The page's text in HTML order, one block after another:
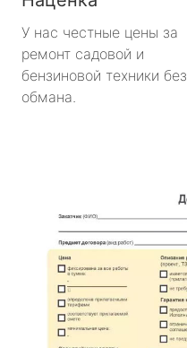
У нас честные цены за
ремонт садовой и
бензиновой техники без
обмана.